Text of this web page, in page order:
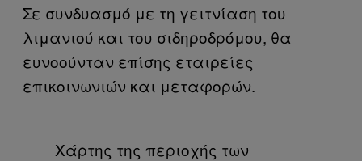
Σε συνδυασμό με τη γειτνίαση του
λιμανιού και του σιδηροδρόμου, θα
ευνοούνταν επίσης εταιρείες
επικοινωνιών και μεταφορών.
Χάρτης της περιοχής των